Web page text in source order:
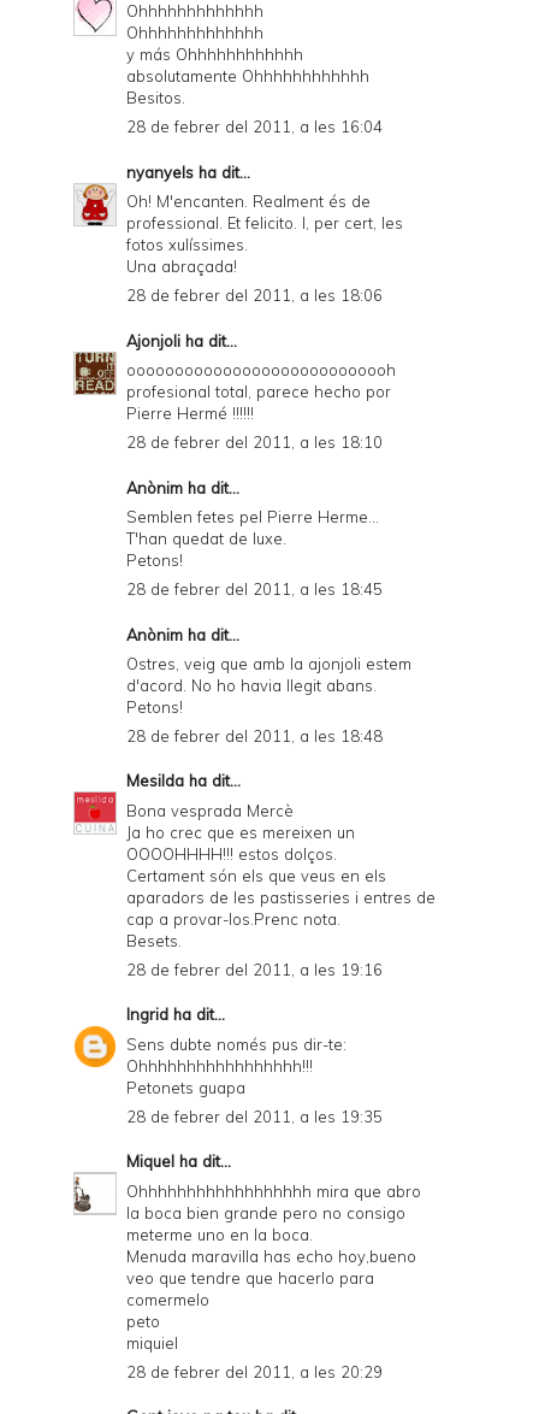
Ohhhhhhhhhhhhh
Ohhhhhhhhhhhhh
y más Ohhhhhhhhhhhh
absolutamente Ohhhhhhhhhhhh
Besitos.
28 de febrer del 2011, a les 16:04
nyanyels ha dit...
Oh! M'encanten. Realment és de
professional. Et felicito. I, per cert, les
fotos xulíssimes.
Una abraçada!
28 de febrer del 2011, a les 18:06
Ajonjoli ha dit...
oooooooooooooooooooooooooooh
profesional total, parece hecho por
Pierre Hermé !!!!!!
28 de febrer del 2011, a les 18:10
Anònim ha dit...
Semblen fetes pel Pierre Herme...
T'han quedat de luxe.
Petons!
28 de febrer del 2011, a les 18:45
Anònim ha dit...
Ostres, veig que amb la ajonjoli estem
d'acord. No ho havia llegit abans.
Petons!
28 de febrer del 2011, a les 18:48
Mesilda ha dit...
Bona vesprada Mercè
Ja ho crec que es mereixen un
OOOOHHHH!!! estos dolços.
Certament són els que veus en els
aparadors de les pastisseries i entres de
cap a provar-los.Prenc nota.
Besets.
28 de febrer del 2011, a les 19:16
Ingrid ha dit...
Sens dubte només pus dir-te:
Ohhhhhhhhhhhhhhhhh!!!
Petonets guapa
28 de febrer del 2011, a les 19:35
Miquel ha dit...
Ohhhhhhhhhhhhhhhhhh mira que abro
la boca bien grande pero no consigo
meterme uno en la boca.
Menuda maravilla has echo hoy,bueno
veo que tendre que hacerlo para
comermelo
peto
miquiel
28 de febrer del 2011, a les 20:29